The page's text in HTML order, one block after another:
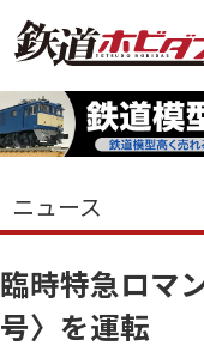
ニュース
臨時特急ロマ
号〉を運転